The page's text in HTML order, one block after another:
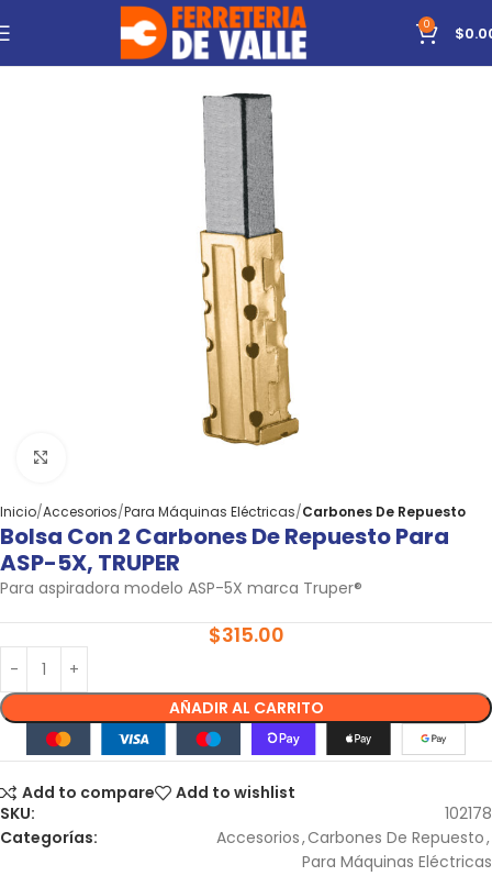
0 $
Inicio Accesorios Para Máquinas Eléctricas Carbones De Repuesto
Bolsa Con 2 Carbones De Repuesto Para
ASP-5X, TRUPER
Para aspiradora modelo ASP-5X marca Truper®
$315.00
AÑADIR AL CARRITO
Add to compare
Add to wishlist
SKU:
102178
Categorías:
Accesorios,Carbones De Repuesto,
Para Máquinas Eléctricas